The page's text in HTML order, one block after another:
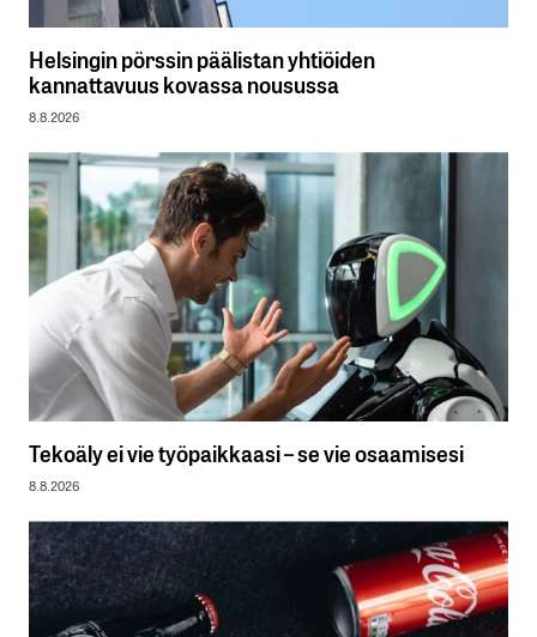
Helsingin pörssin päälistan yhtiöiden
kannattavuus kovassa nousussa
8.8.2026
Tekoäly ei vie työpaikkaasi – se vie osaamisesi
8.8.2026